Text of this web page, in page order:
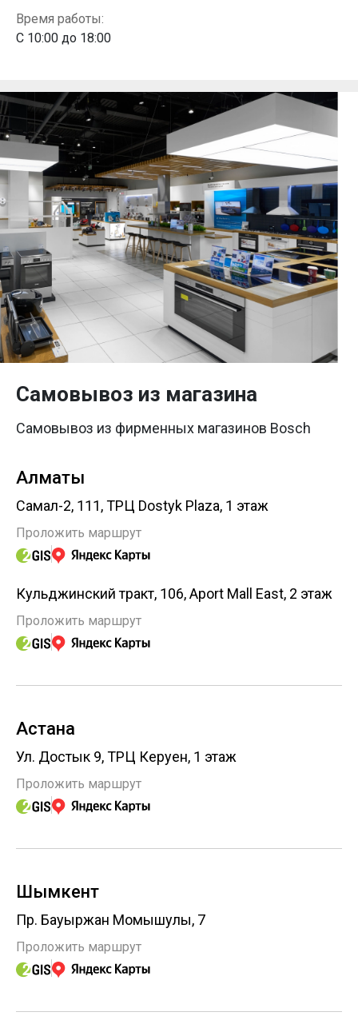
Время работы:
С 10:00 до 18:00
Самовывоз из магазина
Самовывоз из фирменных магазинов Bosch
Алматы
Самал-2, 111, ТРЦ Dostyk Plaza, 1 этаж
Проложить маршрут
Кульджинский тракт, 106, Aport Mall East, 2 этаж
Проложить маршрут
Астана
Ул. Достык 9, ТРЦ Керуен, 1 этаж
Проложить маршрут
Шымкент
Пр. Бауыржан Момышулы, 7
Проложить маршрут